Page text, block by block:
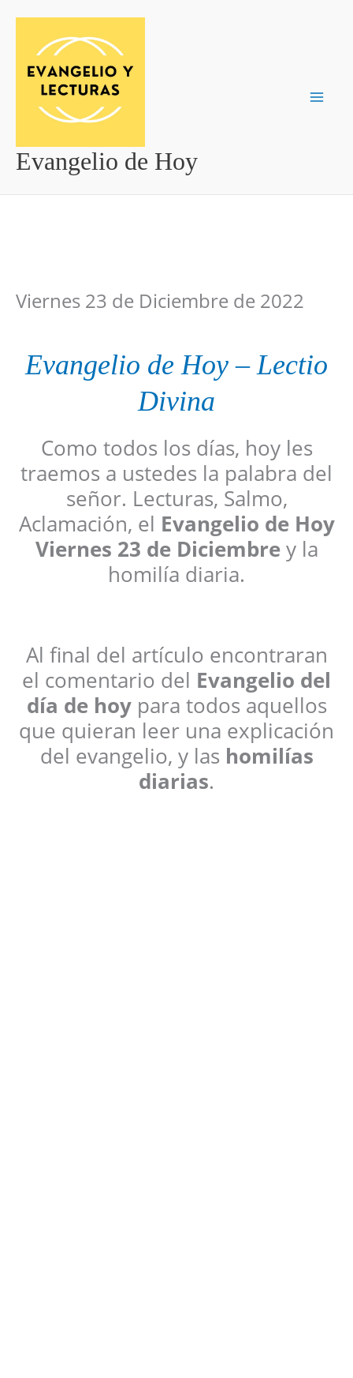
contenido
Evangelio de Hoy
Viernes 23 de Diciembre de 2022
Evangelio de Hoy – Lectio
Divina
Como todos los días, hoy les
traemos a ustedes la palabra del
señor. Lecturas, Salmo,
Aclamación, el Evangelio de Hoy
Viernes 23 de Diciembrey la
homilía diaria.
Al final del artículo encontraran
el comentario del Evangelio del
día de hoypara todos aquellos
que quieran leer una explicación
del evangelio, y las homilías
diarias.